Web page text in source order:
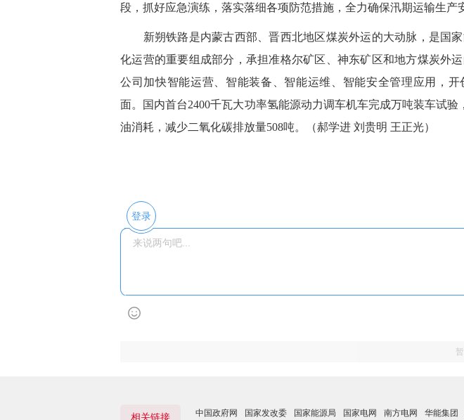
段，抓好应急演练，落实落细各项防范措施，全力确保汛期运输生产
新朔铁路是内蒙古西部、晋西北地区煤炭外运的大动脉，是国家
化运营的重要组成部分，承担准格尔矿区、神东矿区和地方煤炭外
公司加快智能运营、智能装备、智能运维、智能安全管理应用，
面。国内首台2400千瓦大功率氢能源动力调车机车完成万吨装车试验
油消耗，减少二氧化碳排放量508吨。（郝学进 刘贵明 王正光）
登录
相关链接 中国政府网 国家发改委 国家能源局 国家电网 南方电网 华能集团